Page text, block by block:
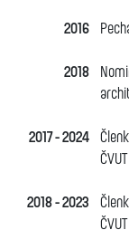
2016
2018
2017 - 2024
2018 - 2023
ČVUT